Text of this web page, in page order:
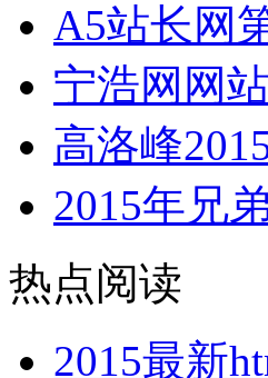
A5站长网
宁浩网网
高洛峰
2015年兄
热点阅读
2015最新